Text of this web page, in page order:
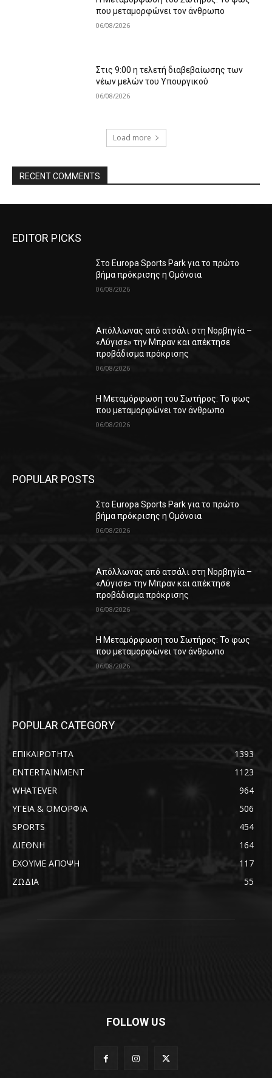
που μεταμορφώνει τον άνθρωπο
06/08/2026
Στις 9:00 η τελετή διαβεβαίωσης των
νέων μελών του Υπουργικού
06/08/2026
Load more
RECENT COMMENTS
EDITOR PICKS
Στο Europa Sports Park για το πρώτο
βήμα πρόκρισης η Ομόνοια
06/08/2026
Απόλλωνας από ατσάλι στη Νορβηγία –
«Λύγισε» την Μπραν και απέκτησε
προβάδισμα πρόκρισης
06/08/2026
Η Μεταμόρφωση του Σωτήρος: Το φως
που μεταμορφώνει τον άνθρωπο
06/08/2026
POPULAR POSTS
Στο Europa Sports Park για το πρώτο
βήμα πρόκρισης η Ομόνοια
06/08/2026
Απόλλωνας από ατσάλι στη Νορβηγία –
«Λύγισε» την Μπραν και απέκτησε
προβάδισμα πρόκρισης
06/08/2026
Η Μεταμόρφωση του Σωτήρος: Το φως
που μεταμορφώνει τον άνθρωπο
06/08/2026
POPULAR CATEGORY
ΕΠΙΚΑΙΡΟΤΗΤΑ
1393
ENTERTAINMENT
1123
WHATEVER
964
ΥΓΕΙΑ & ΟΜΟΡΦΙΑ
506
SPORTS
454
ΔΙΕΘΝΗ
164
ΕΧΟΥΜΕ ΑΠΟΨΗ
117
ΖΩΔΙΑ
55
FOLLOW US